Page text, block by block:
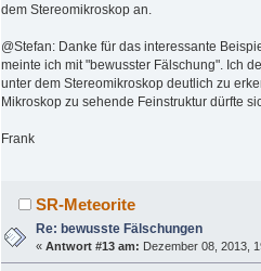
dem Stereomikroskop an.
@Stefan: Danke für das interessante
meinte ich mit "bewusster Fälschung". Ich
unter dem Stereomikroskop deutlich zu
Mikroskop zu sehende Feinstruktur dürfte
Frank
SR-Meteorite
Re: bewusste Fälschungen
«Antwort #13 am: Dezember 08, 2013,